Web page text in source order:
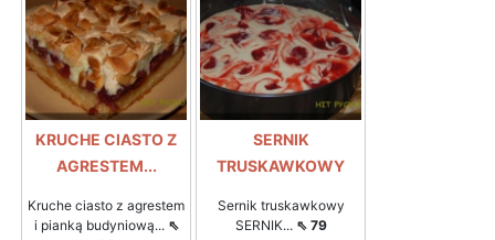
KRUCHE CIASTO Z
AGRESTEM...
Kruche ciasto z agrestem
i pianką budyniową... ⇖
SERNIK
TRUSKAWKOWY
Sernik truskawkowy
SERNIK... ⇖ 79